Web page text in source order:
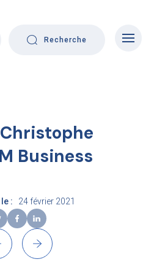
Recherche
Business
: 24 février 2021